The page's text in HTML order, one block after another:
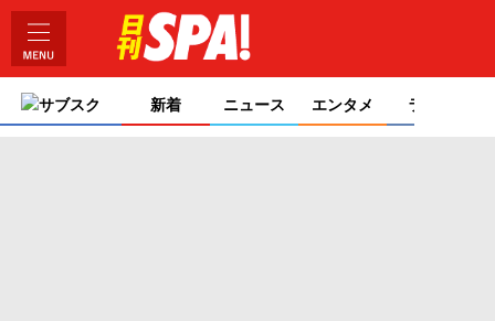
サブスク 新着 ニュース エンタメ ライフ